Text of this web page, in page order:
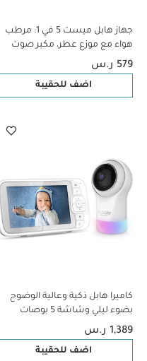
جهاز هابل ميست 5 في 1: مرطب
هواء مع موزع عطر، مكبر صوت
بلوتوث، ضوء ليلي وساعة رقمية،
باللون الأبيض
579 ر.س
اضف للحقيبة
كاميرا هابل ذكية وعالية الوضوح
بضوء ليلي وشاشة 5 بوصات
لمراقبة الطفل، خاصية تدوير وإمالة
وتقريب رقمية
1,389 ر.س
اضف للحقيبة